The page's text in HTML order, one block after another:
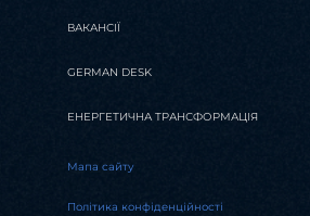
ВАКАНСІЇ
GERMAN DESK
ЕНЕРГЕТИЧНА ТРАНСФОРМАЦІЯ
Мапа сайту
Політика конфіденційності